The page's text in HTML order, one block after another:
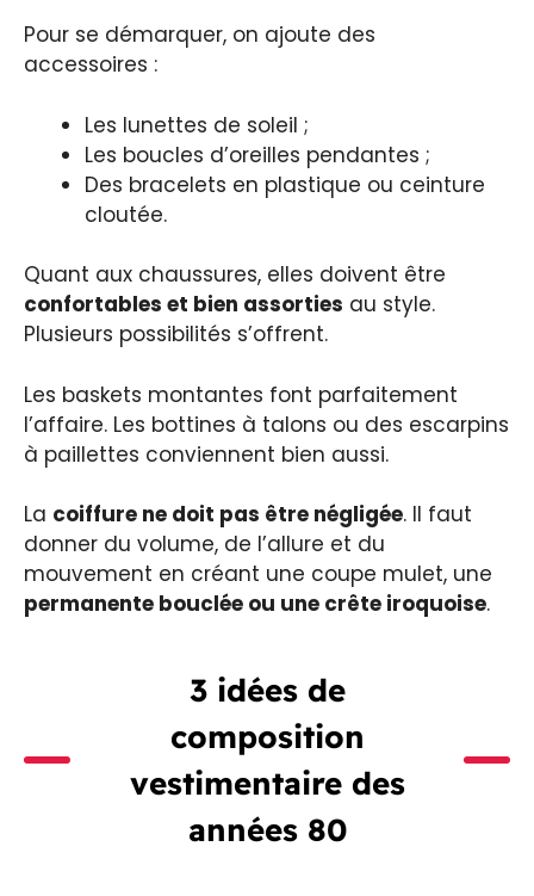
Pour se démarquer, on ajoute des
accessoires :
Les lunettes de soleil ;
Les boucles d’oreilles pendantes ;
Des bracelets en plastique ou ceinture
cloutée.
Quant aux chaussures, elles doivent être
confortables et bien assorties au style.
Plusieurs possibilités s’offrent.
Les baskets montantes font parfaitement
l’affaire. Les bottines à talons ou des escarpins
à paillettes conviennent bien aussi.
La coiffure ne doit pas être négligée. Il faut
donner du volume, de l’allure et du
mouvement en créant une coupe mulet, une
permanente bouclée ou une crête iroquoise.
3 idées de
composition
vestimentaire des
années 80